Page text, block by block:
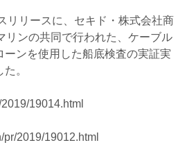
リリースに、セキド・株式会社商
リンの共同で行われた、ケーブル
ーンを使用した船底検査の実証実
。
19014.html
2019/19012.html
Foreign･TAXFREE